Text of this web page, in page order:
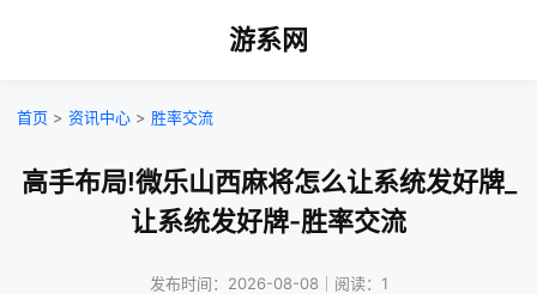
游系网
首页 > 资讯中心 > 胜率交流
高手布局!微乐山西麻将怎么让系统发好牌_
让系统发好牌-胜率交流
发布时间：2026-08-08｜阅读：1